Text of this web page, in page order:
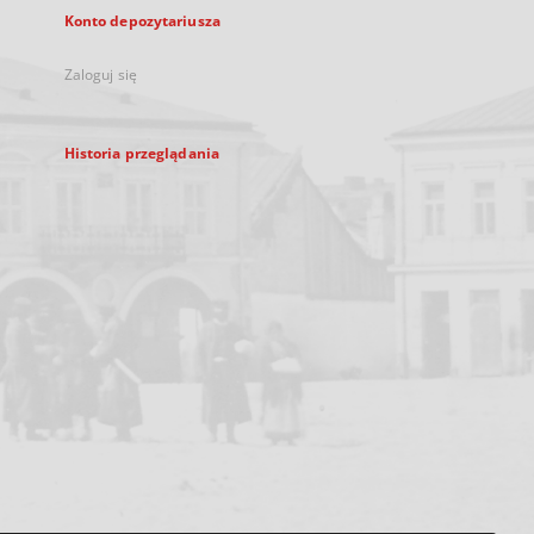
Konto depozytariusza
Zaloguj się
Historia przeglądania